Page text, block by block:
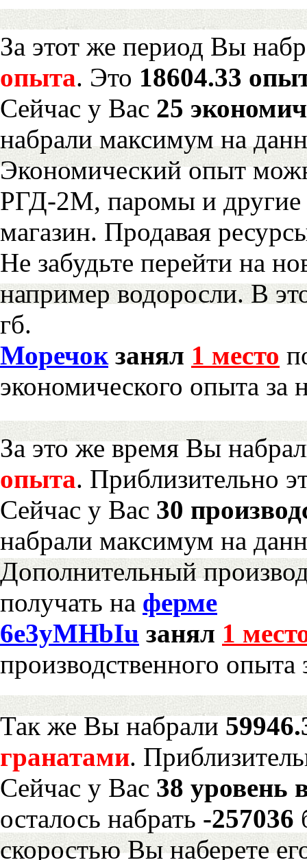
За этот же период Вы
опыта. Это 18604.33
Сейчас у Вас 25
набрали максимум на
Экономический опыт
РГД-2М, паромы и другие
магазин. Продавая
Не забудьте перейти на
например водоросли. В
гб.
Моречокзанял 1 место
экономического опыта за
За это же время Вы
опыта. Приблизительно
Сейчас у Вас 30
набрали максимум на
Дополнительный
получать на ферме
6e3yMHbIu занял 1
производственного опыта
Так же Вы набрали
гранатами.
Сейчас у Вас 38 уровень
осталось набрать -257036
скоростью Вы наберете